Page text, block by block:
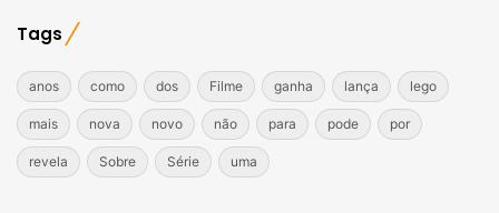
Tags
anos como dos Filme ganha lança lego
mais nova novo não para pode por
revela Sobre Série uma